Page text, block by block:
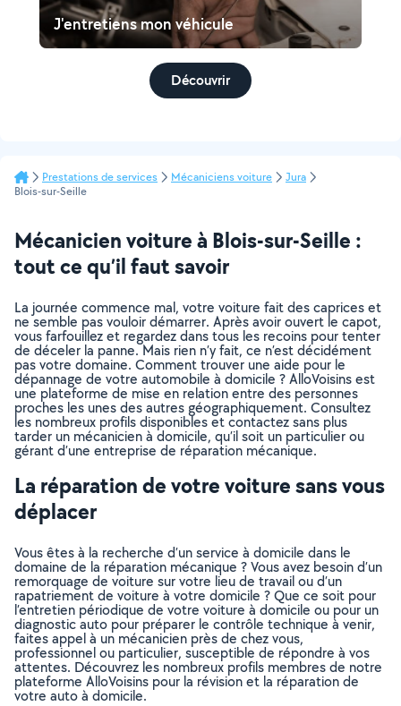
J'entretiens mon véhicule
Découvrir
Prestations de services Mécaniciens voiture
Jura
Blois-sur-Seille
Mécanicien voiture à Blois-sur-Seille :
tout ce qu’il faut savoir
La journée commence mal, votre voiture fait des caprices et
ne semble pas vouloir démarrer. Après avoir ouvert le capot,
vous farfouillez et regardez dans tous les recoins pour tenter
de déceler la panne. Mais rien n’y fait, ce n’est décidément
pas votre domaine. Comment trouver une aide pour le
dépannage de votre automobile à domicile ? AlloVoisins est
une plateforme de mise en relation entre des personnes
proches les unes des autres géographiquement. Consultez
les nombreux profils disponibles et contactez sans plus
tarder un mécanicien à domicile, qu’il soit un particulier ou
gérant d’une entreprise de réparation mécanique.
La réparation de votre voiture sans vous
déplacer
Vous êtes à la recherche d’un service à domicile dans le
domaine de la réparation mécanique ? Vous avez besoin d’un
remorquage de voiture sur votre lieu de travail ou d’un
rapatriement de voiture à votre domicile ? Que ce soit pour
l’entretien périodique de votre voiture à domicile ou pour un
diagnostic auto pour préparer le contrôle technique à venir,
faites appel à un mécanicien près de chez vous,
professionnel ou particulier, susceptible de répondre à vos
attentes. Découvrez les nombreux profils membres de notre
plateforme AlloVoisins pour la révision et la réparation de
votre auto à domicile.